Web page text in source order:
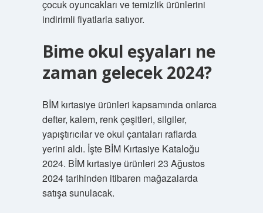
çocuk oyuncakları ve temizlik ürünlerini
indirimli fiyatlarla satıyor.
Bime okul eşyaları ne
zaman gelecek 2024?
BİM kırtasiye ürünleri kapsamında onlarca
defter, kalem, renk çeşitleri, silgiler,
yapıştırıcılar ve okul çantaları raflarda
yerini aldı. İşte BİM Kırtasiye Kataloğu
2024. BİM kırtasiye ürünleri 23 Ağustos
2024 tarihinden itibaren mağazalarda
satışa sunulacak.